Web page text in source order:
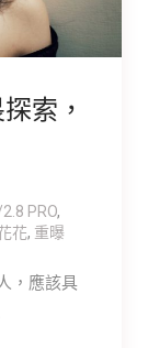
索，
PRO,
花, 重曝
，應該具